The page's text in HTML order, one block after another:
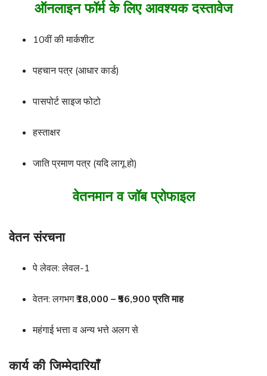
ऑनलाइन फॉर्म के लिए आवश्यक दस्तावेज
10वीं की मार्कशीट
पहचान पत्र (आधार कार्ड)
पासपोर्ट साइज फोटो
हस्ताक्षर
जाति प्रमाण पत्र (यदि लागू हो)
वेतनमान व जॉब प्रोफाइल
वेतन संरचना
पे लेवल: लेवल-1
वेतन: लगभग₹18,000 – ₹56,900 प्रति माह
महंगाई भत्ता व अन्य भत्ते अलग से
कार्य की जिम्मेदारियाँ